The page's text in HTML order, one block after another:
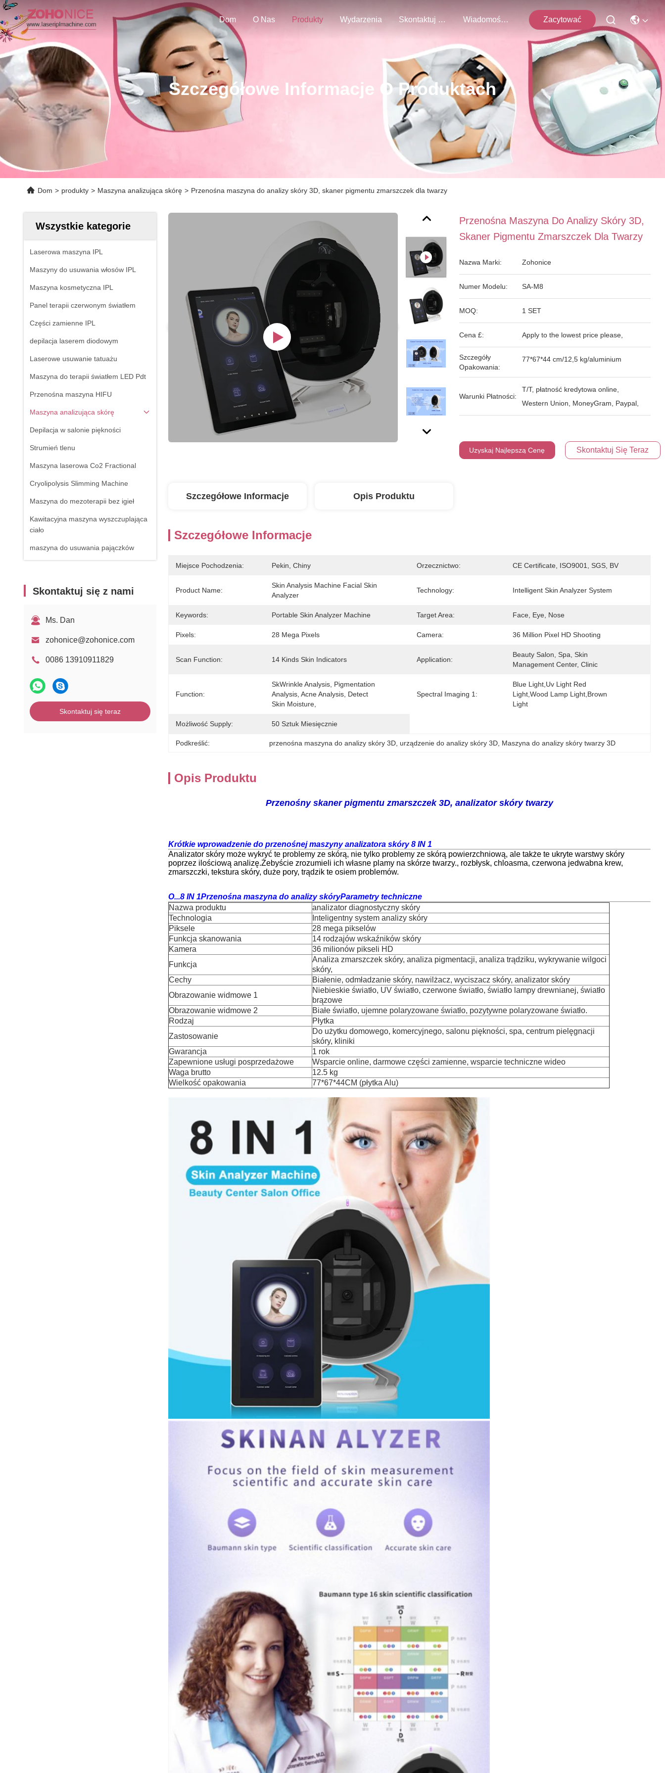
Dom O Nas Produkty Wydarzenia Skontaktuj Się Z Nami Wiadomości Firmowe Zacytować
Szczegółowe Informacje O Produktach
Dom > produkty > Maszyna analizująca skórę > Przenośna maszyna do analizy skóry 3D, skaner pigmentu zmarszczek dla twarzy
Wszystkie kategorie
Laserowa maszyna IPL
Maszyny do usuwania włosów IPL
Maszyna kosmetyczna IPL
Panel terapii czerwonym światłem
Części zamienne IPL
depilacja laserem diodowym
Laserowe usuwanie tatuażu
Maszyna do terapii światłem LED Pdt
Przenośna maszyna HIFU
Maszyna analizująca skórę
Depilacja w salonie piękności
Strumień tlenu
Maszyna laserowa Co2 Fractional
Cryolipolysis Slimming Machine
Maszyna do mezoterapii bez igieł
Kawitacyjna maszyna wyszczuplająca
ciało
maszyna do usuwania pajączków
Skontaktuj się z nami
Ms. Dan
zohonice@zohonice.com
0086 13910911829
Skontaktuj się teraz
Przenośna Maszyna Do Analizy Skóry 3D,
Skaner Pigmentu Zmarszczek Dla Twarzy
Nazwa Marki: Zohonice
Numer Modelu: SA-M8
MOQ: 1 SET
Cena £: Apply to the lowest price please,
Szczegóły
Opakowania:
77*67*44 cm/12,5 kg/aluminium
Warunki Płatności:
T/T, płatność kredytowa online,
Western Union, MoneyGram, Paypal,
Uzyskaj Najlepszą Cenę Skontaktuj Się Teraz
Szczegółowe Informacje Opis Produktu
Szczegółowe Informacje
Miejsce Pochodzenia: Pekin, Chiny Orzecznictwo: CE Certificate, ISO9001, SGS, BV
Product Name:
Skin Analysis Machine Facial Skin
Analyzer
Technology: Intelligent Skin Analyzer System
Keywords: Portable Skin Analyzer Machine Target Area: Face, Eye, Nose
Pixels: 28 Mega Pixels Camera: 36 Million Pixel HD Shooting
Scan Function: 14 Kinds Skin Indicators Application:
Beauty Salon, Spa, Skin
Management Center, Clinic
Function:
SkWrinkle Analysis, Pigmentation
Analysis, Acne Analysis, Detect
Skin Moisture,
Spectral Imaging 1:
Blue Light,uv Light Red
Light,wood Lamp Light,brown
Light
Możliwość Supply: 50 Sztuk Miesięcznie
Podkreślić: przenośna maszyna do analizy skóry 3D urządzenie do analizy skóry 3D Maszyna do analizy skóry twarzy 3D
Opis Produktu
Przenośny skaner pigmentu zmarszczek 3D, analizator skóry twarzy
Krótkie wprowadzenie do przenośnej maszyny analizatora skóry 8 IN 1
Analizator skóry może wykryć te problemy ze skórą, nie tylko problemy ze skórą powierzchniową, ale także te ukryte warstwy skóry
poprzez ilościową analizę.Żebyście zrozumieli ich własne plamy na skórze twarzy., rozbłysk, chloasma, czerwona jedwabna krew,
zmarszczki, tekstura skóry, duże pory, trądzik te osiem problemów.
O...8 IN 1Przenośna maszyna do analizy skóryParametry techniczne
Nazwa produktu
analizator diagnostyczny skóry
Technologia
Inteligentny system analizy skóry
Piksele
28 mega pikselów
Funkcja skanowania
14 rodzajów wskaźników skóry
Kamera
36 milionów pikseli HD
Funkcja
Analiza zmarszczek skóry, analiza pigmentacji, analiza trądziku, wykrywanie wilgoci
skóry,
Cechy
Białenie, odmładzanie skóry, nawilżacz, wyciszacz skóry, analizator skóry
Obrazowanie widmowe 1
Niebieskie światło, UV światło, czerwone światło, światło lampy drewnianej, światło
brązowe
Obrazowanie widmowe 2
Białe światło, ujemne polaryzowane światło, pozytywne polaryzowane światło.
Rodzaj
Płytka
Zastosowanie
Do użytku domowego, komercyjnego, salonu piękności, spa, centrum pielęgnacji
skóry, kliniki
Gwarancja
1 rok
Zapewnione usługi posprzedażowe
Wsparcie online, darmowe części zamienne, wsparcie techniczne wideo
Waga brutto
12.5 kg
Wielkość opakowania
77*67*44CM (płytka Alu)